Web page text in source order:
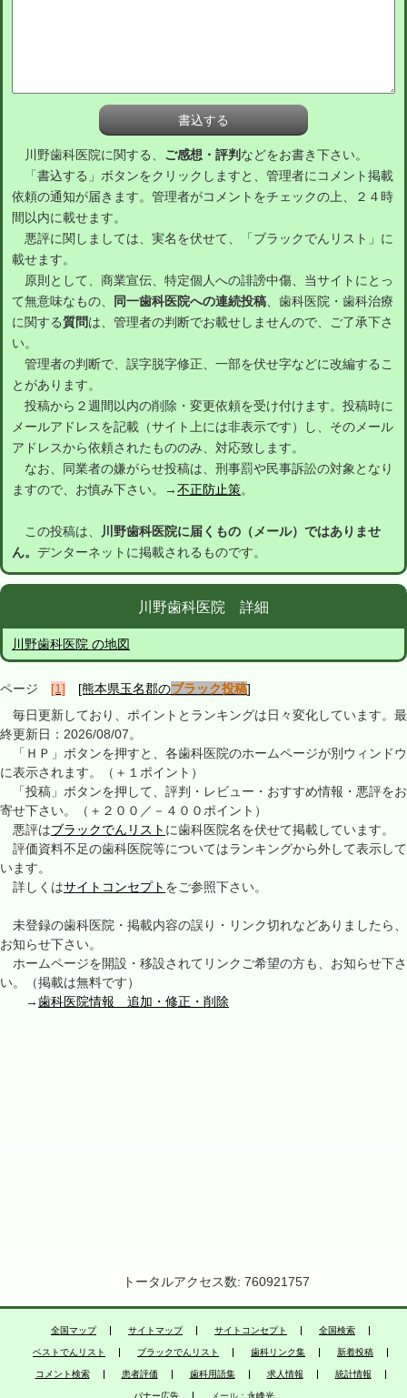
川野歯科医院に関する、 ご感想・評判 などをお書き下さい。
「書込する」ボタンをクリックしますと、管理者にコメント掲載
依頼の通知が届きます。管理者がコメントをチェックの上、２４時
間以内に載せます。
悪評に関しましては、実名を伏せて、「ブラックでんリスト」に
載せます。
原則として、商業宣伝、特定個人への誹謗中傷、当サイトにとっ
て無意味なもの、
同一歯科医院への連続投稿、歯科医院・歯科治療
に関する質問は、管理者の判断でお載せしませんので、ご了承下さ
い。
管理者の判断で、誤字脱字修正、一部を伏せ字などに改編するこ
とがあります。
投稿から２週間以内の削除・変更依頼を受け付けます。投稿時に
メールアドレスを記載（サイト上には非表示です）し、そのメール
アドレスから依頼されたもののみ、対応致します。
なお、同業者の嫌がらせ投稿は、刑事罰や民事訴訟の対象となり
ますので、お慎み下さい。→不正防止策。
この投稿は、
川野歯科医院に届くもの（メール）ではありませ
ん。 デンターネットに掲載されるものです。
川野歯科医院 詳細
川野歯科医院 の地図
ページ [1] [熊本県玉名郡のブラック投稿]
毎日更新しており、ポイントとランキングは日々変化しています。最
終更新日：2026/08/07。
「ＨＰ」ボタンを押すと、各歯科医院のホームページが別ウィンドウ
に表示されます。（＋１ポイント）
「投稿」ボタンを押して、評判・レビュー・おすすめ情報・悪評をお
寄せ下さい。（＋２００／－４００ポイント）
悪評はブラックでんリスト に歯科医院名を伏せて掲載しています。
評価資料不足の歯科医院等についてはランキングから外して表示して
います。
詳しくはサイトコンセプト をご参照下さい。
未登録の歯科医院・掲載内容の誤り・リンク切れなどありましたら、
お知らせ下さい。
ホームページを開設・移設されてリンクご希望の方も、お知らせ下さ
い。（掲載は無料です）
→歯科医院情報 追加・修正・削除
トータルアクセス数: 760921757
全国マップ サイトマップ サイトコンセプト 全国検索
ベストでんリスト ブラックでんリスト 歯科リンク集 新着投稿
コメント検索 患者評価 歯科用語集 求人情報 統計情報